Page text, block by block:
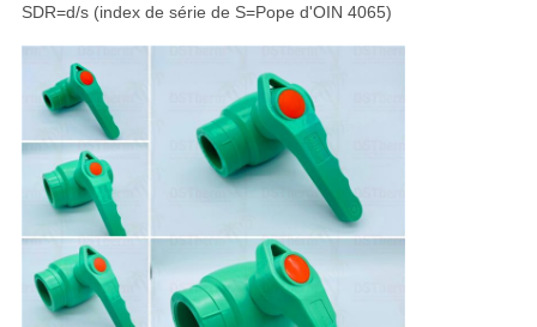
SDR=d/s (index de série de S=Pope d'OIN 4065)